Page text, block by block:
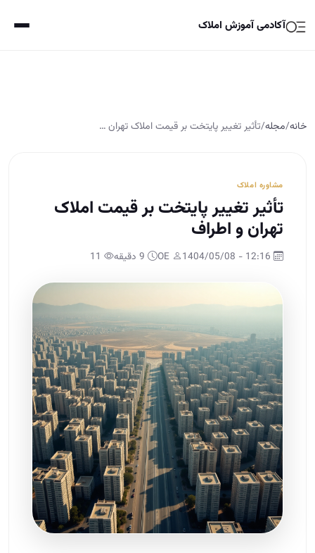
آکادمی آموزش املاک
خانه/مجله/تأثیر تغییر پایتخت بر قیمت املاک تهران …
مشاوره املاک
تأثیر تغییر پایتخت بر قیمت املاک
تهران و اطراف